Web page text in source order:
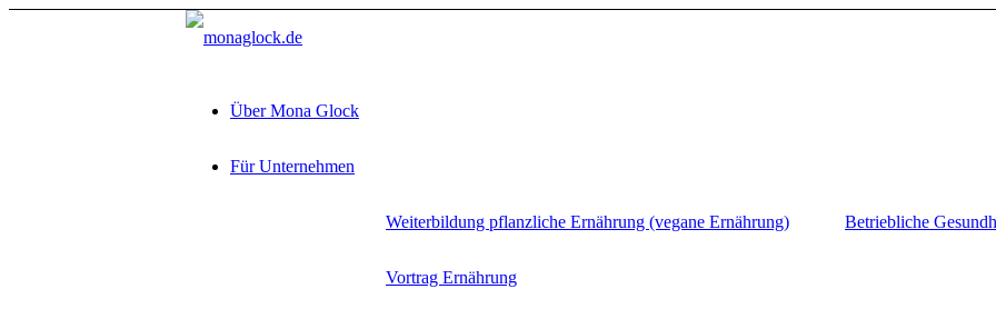
Über Mona Glock
Für Unternehmen
Weiterbildung pflanzliche Ernährung (vegane Ernährung) Betriebliche
Vortrag Ernährung